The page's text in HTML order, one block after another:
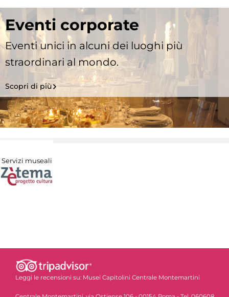
Eventi corporate
Eventi unici in alcuni dei luoghi più
straordinari al mondo.
Scopri di più
Servizi museali
Leggi le recensioni su: Musei Capitolini Centrale Montemartini